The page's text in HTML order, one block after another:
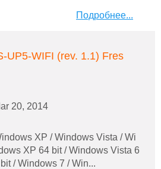
Подробнее...
UP5-WIFI (rev. 1.1) Fres
20, 2014
XP / Windows Vista / Wi
XP 64 bit / Windows Vista 6
/ Windows 7 / Win...